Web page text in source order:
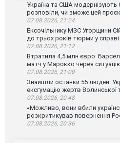
Україна та США модернізують
розповіли, чи зможе цей
07.08.2026, 21:24
Ексочільнику МЗС Угорщини
до трьох років тюрми у
07.08.2026, 21:12
Втратила 4,5 млн євро:
матч у Марокко через
07.08.2026, 21:00
Знайшли останки 55 людей.
ексгумацію жертв Волинської
07.08.2026, 20:48
«Можливо, вони вбили
розкритикував повернення
07.08.2026, 20:36